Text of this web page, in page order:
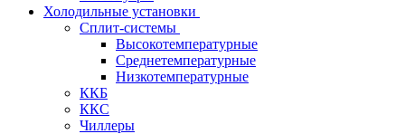
Холодильные установки
Сплит-системы
Высокотемпературные
Среднетемпературные
Низкотемпературные
ККБ
ККС
Чиллеры